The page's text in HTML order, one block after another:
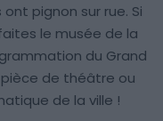
pignon sur rue. Si
le musée de la
du Grand
de théâtre ou
de la ville !